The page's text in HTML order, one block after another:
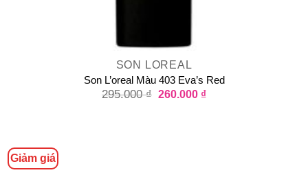
SON LOREAL
Son L’oreal Màu 403 Eva’s Red
295.000₫ 260.000 ₫
Giảm giá